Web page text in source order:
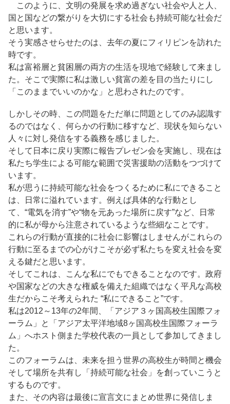
このように、文明の発展を求め過ぎない社会や人と人、
国と国などの繋がりを大切にする社会も持続可能な社会だ
と思います。
そう実感させらせたのは、去年の夏にフィリピンを訪れた
時です。
私は富裕層と貧困層の両方の生活を現地で経験して来まし
た。そこで実際に私は激しい貧富の差を目の当たりにし
「このままでいいのかな」と思わされたのです。
しかしその時、この問題をただ単に問題としてのみ認識す
るのではなく、何らかの行動に移すなど、現状を知らない
人々に対し発信をする義務を感じました。
そして日本に戻り実際に報告プレゼン会を実施し、現在は
私たち学生による可能な範囲で災害援助の活動をつづけて
います。
私が思うに持続可能な社会をつくるために私にできること
は、日常に溢れています。例えば具体的な行動とし
て、“電気を消す”や“物を元あった場所に戻す”など、日常
的に私が母から注意されているような些細なことです。
これらの行動が直接的に社会に影響はしませんがこれらの
行動に至るまでの心がけこそが必ず私たちを変え社会を変
える鍵だと思います。
そしてこれは、こんな私にでもできることなのです。政府
や国家などの大きな権威を備えた組織ではなく平凡な高校
生だからこそ考えられた “私にできること”です。
私は2012～13年の2年間、「アジア３ヶ国高校生国際フォ
ーラム」と「アジア太平洋地域8ヶ国高校生国際フォーラ
ム」へホスト側また学校代表の一員として参加してきまし
た。
このフォーラムは、未来を担う世界の高校生が時間と機会
そして場所を共有し「持続可能な社会」を創っていこうと
するものです。
また、その内容は最後に宣言文にまとめ世界に発信しま